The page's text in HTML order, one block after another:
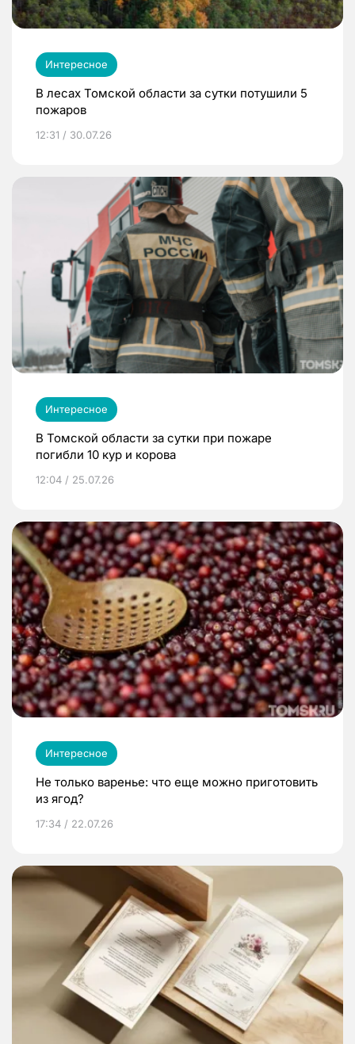
Интересное
В лесах Томской области за сутки потушили 5
пожаров
12:31 / 30.07.26
Интересное
В Томской области за сутки при пожаре
погибли 10 кур и корова
12:04 / 25.07.26
Интересное
Не только варенье: что еще можно приготовить
из ягод?
17:34 / 22.07.26